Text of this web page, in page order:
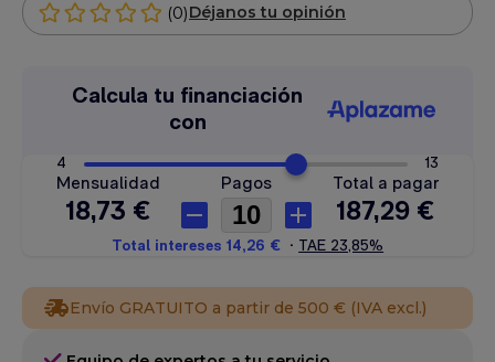
(0)Déjanos tu opinión
Envío GRATUITO a partir de 500 € (IVA excl.)